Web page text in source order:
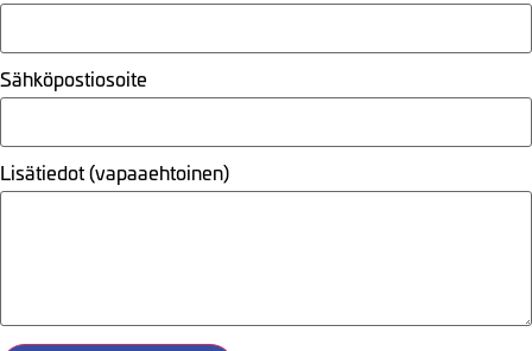
Sähköpostiosoite
Lisätiedot (vapaaehtoinen)